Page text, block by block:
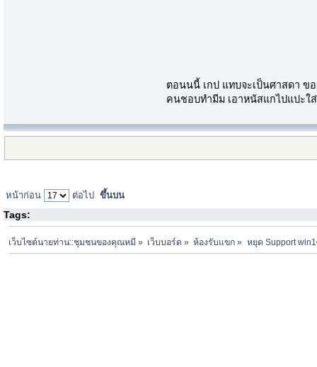
ตอนนนี้ เกป แทบจะเป็นศาสดา ข
คนชอบทำมีม เอาหน้สแกไปแปะใ
หน้าก่อน ต่อไป ขึ้นบน
Tags:
เว็บไซต์นายท่าน::ชุมชนของคุณหมี » เว็บบอร์ด » ห้องรับแขก » หยุด Support